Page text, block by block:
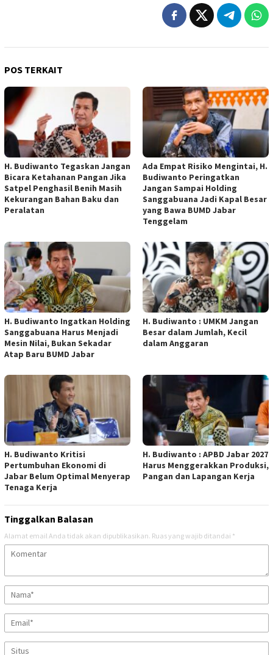
POS TERKAIT
H. Budiwanto Tegaskan Jangan
Bicara Ketahanan Pangan Jika
Satpel Penghasil Benih Masih
Kekurangan Bahan Baku dan
Peralatan
Ada Empat Risiko Mengintai, H.
Budiwanto Peringatkan
Jangan Sampai Holding
Sanggabuana Jadi Kapal Besar
yang Bawa BUMD Jabar
Tenggelam
H. Budiwanto Ingatkan Holding
Sanggabuana Harus Menjadi
Mesin Nilai, Bukan Sekadar
Atap Baru BUMD Jabar
H. Budiwanto : UMKM Jangan
Besar dalam Jumlah, Kecil
dalam Anggaran
H. Budiwanto Kritisi
Pertumbuhan Ekonomi di
Jabar Belum Optimal Menyerap
Tenaga Kerja
H. Budiwanto : APBD Jabar 2027
Harus Menggerakkan Produksi,
Pangan dan Lapangan Kerja
Tinggalkan Balasan
Alamat email Anda tidak akan dipublikasikan. Ruas yang wajib ditandai *